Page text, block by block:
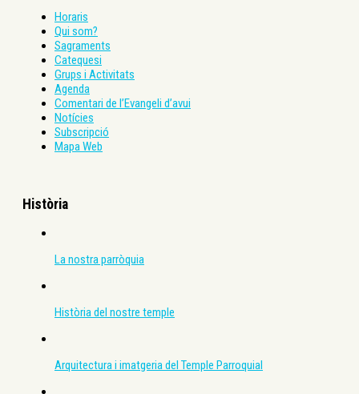
Horaris
Qui som?
Sagraments
Catequesi
Grups i Activitats
Agenda
Comentari de l’Evangeli d’avui
Notícies
Subscripció
Mapa Web
Història
La nostra parròquia
Història del nostre temple
Arquitectura i imatgeria del Temple Parroquial